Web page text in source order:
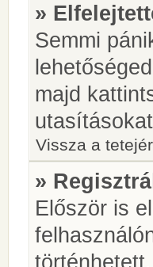
»
Semmi
majd
Vissza a
»
Először is